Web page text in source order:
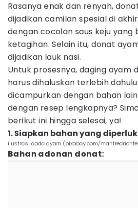
Rasanya enak dan renyah,
dijadikan camilan spesial di
dengan cocolan saus keju yang
ketagihan. Selain itu, donat
dijadikan lauk nasi.
Untuk prosesnya, daging ayam
harus dihaluskan terlebih
dicampurkan dengan bahan
dengan resep lengkapnya?
berikut ini hingga selesai, ya!
1. Siapkan bahan yang
ilustrasi dada ayam (pixabay.com/
Bahan adonan donat: